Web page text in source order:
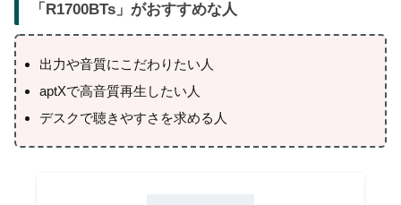
「 R1700BTs 」がおすすめな人
出力や音質にこだわりたい人
aptXで高音質再生したい人
デスクで聴きやすさを求める人